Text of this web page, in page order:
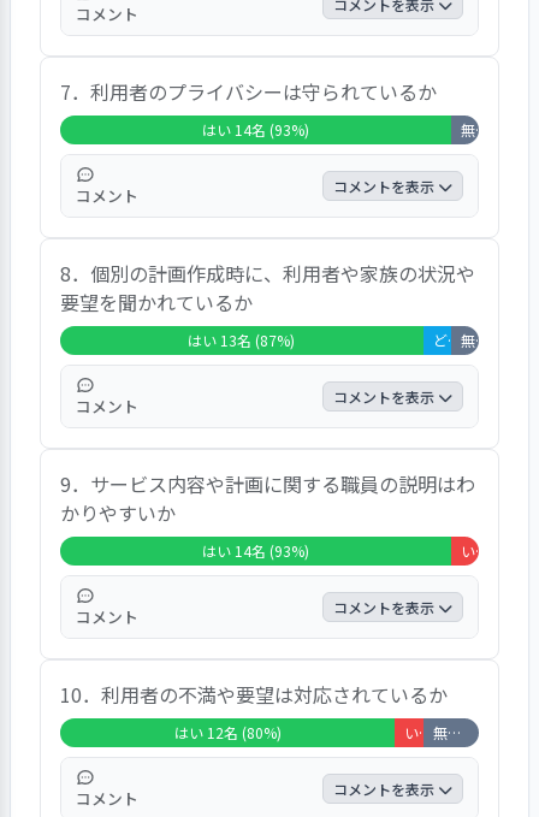
コメント コメントを表示
「はい」の回答が14名で、93％になっていま
す。自由意見としては「利用者により性格や
症状が大きく違うので、重要な項目である。
今後もそのようにお願いしたい」などの意見
が見られました。
7．利用者のプライバシーは守られているか
はい 14名 (93%) 無回答・非該当 1名 (7%)
コメント コメントを表示
「はい」の回答が14名で、93％になっていま
す。
8．個別の計画作成時に、利用者や家族の状況や
要望を聞かれているか
はい 13名 (87%) どちらともいえない 1名 (7%) 無回答・非該当 1名 (7%)
コメント コメントを表示
「はい」の回答が13名で、87％になっていま
す。自由意見としては「皆でレクリエーショ
ンや活動、楽しいこと、体操等をする機会が
ほしいと望んでいるが、改善はない」などの
意見が見られました。
9．サービス内容や計画に関する職員の説明はわ
かりやすいか
はい 14名 (93%) いいえ 1名 (7%)
コメント コメントを表示
「はい」の回答が14名で、93％になっていま
す。自由意見としては「団体で行うレクリエ
ーション、体操等ができない理由がわからな
い。努力不足です」などの意見が見られまし
た。
10．利用者の不満や要望は対応されているか
はい 12名 (80%) いいえ 1名 (7%) 無回答・非該当 2名 (13%)
コメント コメントを表示